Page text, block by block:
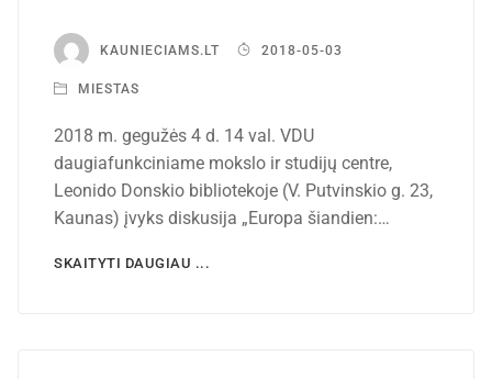
KAUNIECIAMS.LT 2018-05-03
MIESTAS
2018 m. gegužės 4 d. 14 val. VDU
daugiafunkciniame mokslo ir studijų centre,
Leonido Donskio bibliotekoje (V. Putvinskio g. 23,
Kaunas) įvyks diskusija „Europa šiandien:…
SKAITYTI DAUGIAU ...